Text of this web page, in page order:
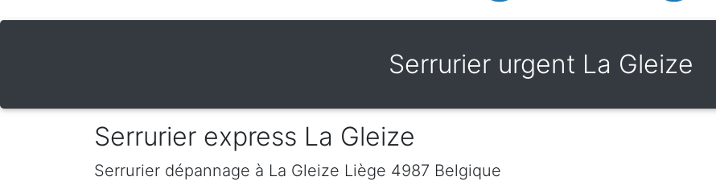
Serrurier urgent La Gleize
Serrurier express La Gleize
Serrurier dépannage à La Gleize Liège 4987 Belgique